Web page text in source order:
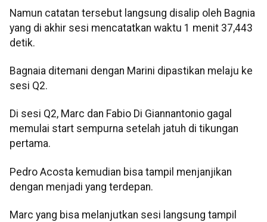
Namun catatan tersebut langsung disalip oleh Bagnia
yang di akhir sesi mencatatkan waktu 1 menit 37,443
detik.
Bagnaia ditemani dengan Marini dipastikan melaju ke
sesi Q2.
Di sesi Q2, Marc dan Fabio Di Giannantonio gagal
memulai start sempurna setelah jatuh di tikungan
pertama.
Pedro Acosta kemudian bisa tampil menjanjikan
dengan menjadi yang terdepan.
Marc yang bisa melanjutkan sesi langsung tampil